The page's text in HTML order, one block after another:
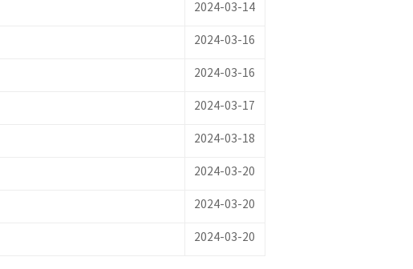
2024-03-14
2024-03-16
2024-03-16
2024-03-17
2024-03-18
2024-03-20
2024-03-20
2024-03-20